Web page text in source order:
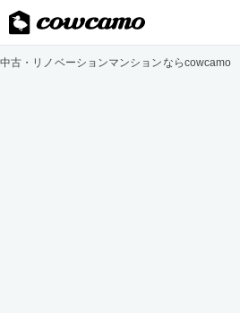
中古・リノベーションマンションならcowcamo